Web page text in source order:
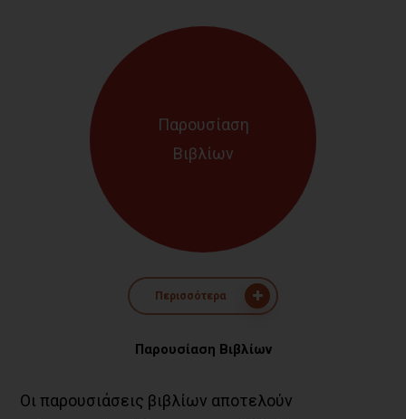
Παρουσίαση
Βιβλίων
Περισσότερα
Παρουσίαση Βιβλίων
Οι παρουσιάσεις βιβλίων αποτελούν